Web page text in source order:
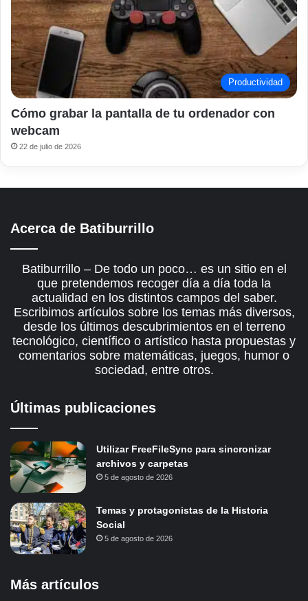
Productividad
Cómo grabar la pantalla de tu ordenador con
webcam
22 de julio de 2026
Acerca de Batiburrillo
Batiburrillo – De todo un poco… es un sitio en el
que pretendemos recoger día a día toda la
actualidad en los distintos campos del saber.
Escribimos artículos sobre los temas más diversos,
desde los últimos descubrimientos en el terreno
tecnológico, científico o artístico hasta propuestas y
comentarios sobre matemáticas, juegos, humor o
sociedad, entre otros.
Últimas publicaciones
Utilizar FreeFileSync para sincronizar
archivos y carpetas
5 de agosto de 2026
Temas y protagonistas de la Historia
Social
5 de agosto de 2026
Más artículos